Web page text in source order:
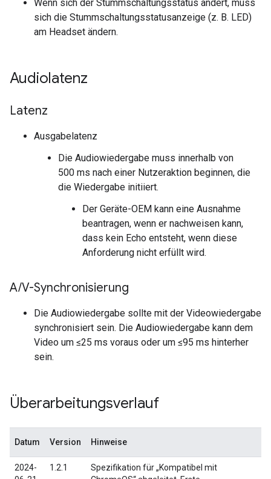
Wenn sich der Stummschaltungsstatus ändert, muss
sich die Stummschaltungsstatusanzeige (z. B. LED)
am Headset ändern.
Audiolatenz
Latenz
Ausgabelatenz
Die Audiowiedergabe muss innerhalb von
500 ms nach einer Nutzeraktion beginnen, die
die Wiedergabe initiiert.
Der Geräte-OEM kann eine Ausnahme
beantragen, wenn er nachweisen kann,
dass kein Echo entsteht, wenn diese
Anforderung nicht erfüllt wird.
A/V-Synchronisierung
Die Audiowiedergabe sollte mit der Videowiedergabe
synchronisiert sein. Die Audiowiedergabe kann dem
Video um ≤25 ms voraus oder um ≤95 ms hinterher
sein.
Überarbeitungsverlauf
Datum Version Hinweise
2024-
1.2.1
Spezifikation für „Kompatibel mit